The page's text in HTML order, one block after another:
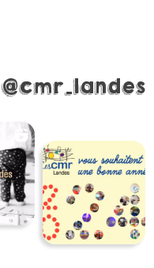
@cmr_landes